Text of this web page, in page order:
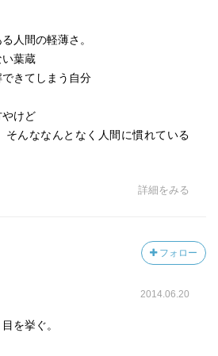
人間の軽薄さ。
葉蔵
きてしまう自分
けど
そんななんとなく人間に慣れている
詳細をみる
フォロー
2014.06.20
を挙ぐ。